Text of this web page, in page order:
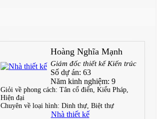
Hoàng Nghĩa Mạnh
Giám đốc thiết kế Kiến trúc
Số dự án: 63
Năm kinh nghiệm: 9
Giỏi về phong cách: Tân cổ điển, Kiểu Pháp,
Hiện đại
Chuyên về loại hình: Dinh thự, Biệt thự
Nhà thiết kế